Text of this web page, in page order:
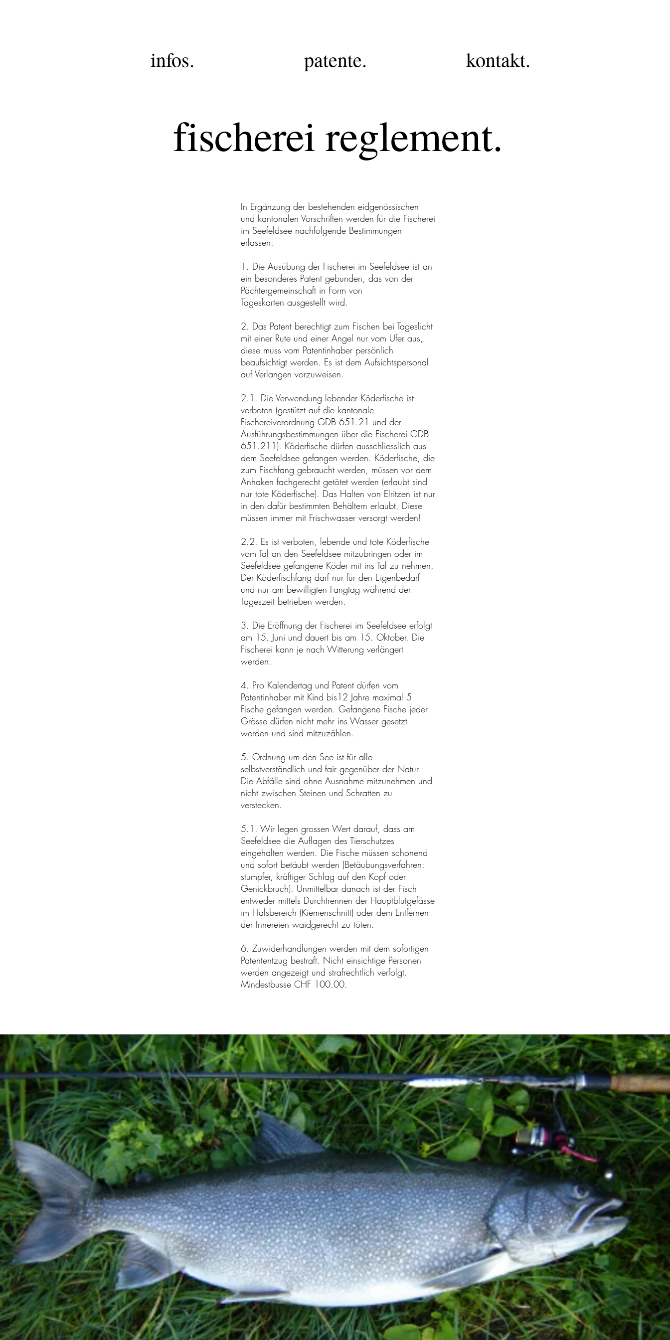
infos. patente. kontakt.
fischerei reglement.
In Ergänzung der bestehenden eidgenössischen
und kantonalen Vorschriften werden für die Fischerei
im Seefeldsee nachfolgende Bestimmungen
erlassen:
1. Die Ausübung der Fischerei im Seefeldsee ist an
ein besonderes Patent gebunden, das von der
Pächtergemeinschaft in Form von
Tageskarten ausgestellt wird.
2. Das Patent berechtigt zum Fischen bei Tageslicht
mit einer Rute und einer Angel nur vom Ufer aus,
diese muss vom Patentinhaber persönlich
beaufsichtigt werden. Es ist dem Aufsichtspersonal
auf Verlangen vorzuweisen.
2.1. Die Verwendung lebender Köderfische ist
verboten (gestützt auf die kantonale
Fischereiverordnung GDB 651.21 und der
Ausführungsbestimmungen über die Fischerei GDB
651.211). Köderfische dürfen ausschliesslich aus
dem Seefeldsee gefangen werden. Köderfische, die
zum Fischfang gebraucht werden, müssen vor dem
Anhaken fachgerecht getötet werden (erlaubt sind
nur tote Köderfische). Das Halten von Elritzen ist nur
in den dafür bestimmten Behältern erlaubt. Diese
müssen immer mit Frischwasser versorgt werden!
2.2. Es ist verboten, lebende und tote Köderfische
vom Tal an den Seefeldsee mitzubringen oder im
Seefeldsee gefangene Köder mit ins Tal zu nehmen.
Der Köderfischfang darf nur für den Eigenbedarf
und nur am bewilligten Fangtag während der
Tageszeit betrieben werden.
3. Die Eröffnung der Fischerei im Seefeldsee erfolgt
am 15. Juni und dauert bis am 15. Oktober. Die
Fischerei kann je nach Witterung verlängert
werden.
4. Pro Kalendertag und Patent dürfen vom
Patentinhaber mit Kind bis12 Jahre maximal 5
Fische gefangen werden. Gefangene Fische jeder
Grösse dürfen nicht mehr ins Wasser gesetzt
werden und sind mitzuzählen.
5. Ordnung um den See ist für alle
selbstverständlich und fair gegenüber der Natur.
Die Abfälle sind ohne Ausnahme mitzunehmen und
nicht zwischen Steinen und Schratten zu
verstecken.
5.1. Wir legen grossen Wert darauf, dass am
Seefeldsee die Auflagen des Tierschutzes
eingehalten werden. Die Fische müssen schonend
und sofort betäubt werden (Betäubungsverfahren:
stumpfer, kräftiger Schlag auf den Kopf oder
Genickbruch). Unmittelbar danach ist der Fisch
entweder mittels Durchtrennen der Hauptblutgefässe
im Halsbereich (Kiemenschnitt) oder dem Entfernen
der Innereien waidgerecht zu töten.
6. Zuwiderhandlungen werden mit dem sofortigen
Patententzug bestraft. Nicht einsichtige Personen
werden angezeigt und strafrechtlich verfolgt.
Mindestbusse CHF 100.00.